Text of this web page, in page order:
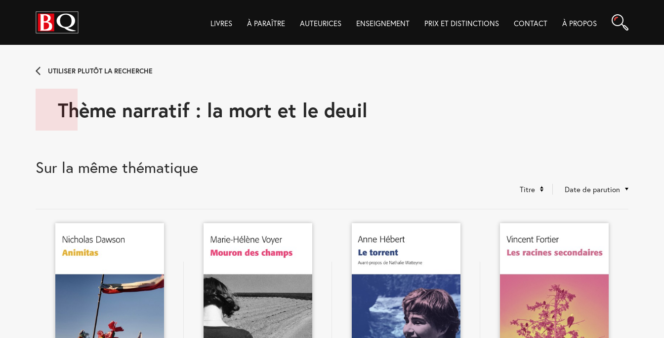
LIVRES À PARAÎTRE AUTEURICES ENSEIGNEMENT PRIX ET DISTINCTIONS CONTACT À PROPOS Rechercher
UTILISER PLUTÔT LA RECHERCHE
Thème narratif : la mort et le deuil
Sur la même thématique
Titre Date de parution